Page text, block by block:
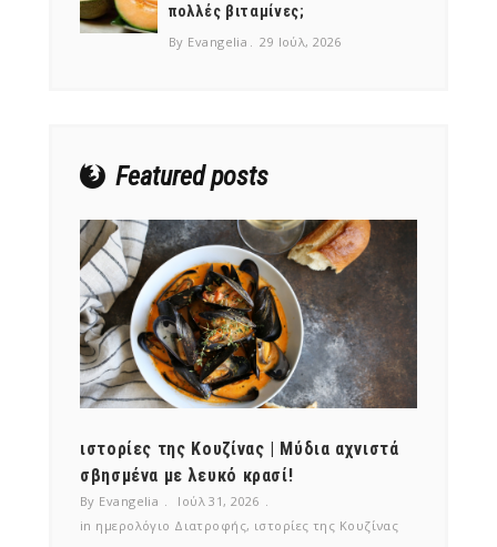
πολλές βιταμίνες;
By Evangelia 29 Ιούλ, 2026
Featured posts
ιστορίες της Κουζίνας | Μύδια αχνιστά
σβησμένα με λευκό κρασί!
By Evangelia
Ιούλ 31, 2026
in ημερολόγιο Διατροφής, ιστορίες της Κουζίνας